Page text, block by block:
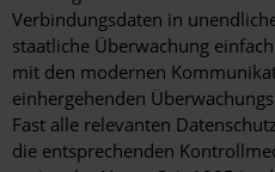
Verbindungsdaten in
staatliche Überwachung
mit den modernen
einhergehenden
Fast alle relevanten
die entsprechenden